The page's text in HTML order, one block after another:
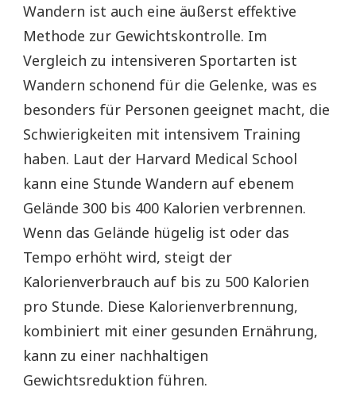
Wandern ist auch eine äußerst effektive
Methode zur Gewichtskontrolle. Im
Vergleich zu intensiveren Sportarten ist
Wandern schonend für die Gelenke, was es
besonders für Personen geeignet macht, die
Schwierigkeiten mit intensivem Training
haben. Laut der Harvard Medical School
kann eine Stunde Wandern auf ebenem
Gelände 300 bis 400 Kalorien verbrennen.
Wenn das Gelände hügelig ist oder das
Tempo erhöht wird, steigt der
Kalorienverbrauch auf bis zu 500 Kalorien
pro Stunde. Diese Kalorienverbrennung,
kombiniert mit einer gesunden Ernährung,
kann zu einer nachhaltigen
Gewichtsreduktion führen.